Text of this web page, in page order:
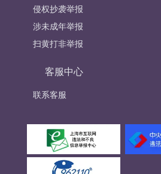
侵权抄袭举报
涉未成年举报
扫黄打非举报
客服中心
联系客服